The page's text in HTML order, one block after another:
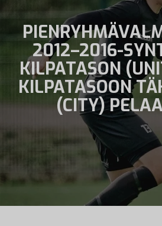
2012–2016-
KILPATASON
KILPATASOON
(CITY)